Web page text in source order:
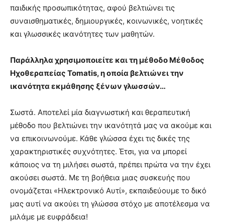
παιδικής προσωπικότητας, αφού βελτιώνει τις
συναισθηματικές, δημιουργικές, κοινωνικές, νοητικές
και γλωσσικές ικανότητες των μαθητών.
Παράλληλα χρησιμοποιείτε και τη μέθοδο Μέθοδος
Ηχοθεραπείας Tomatis, η οποία βελτιώνει την
ικανότητα εκμάθησης ξένων γλωσσών…
Σωστά. Αποτελεί μία διαγνωστική και θεραπευτική
μέθοδο που βελτιώνει την ικανότητά μας να ακούμε και
να επικοινωνούμε. Κάθε γλώσσα έχει τις δικές της
χαρακτηριστικές συχνότητες. Έτσι, για να μπορεί
κάποιος να τη μιλήσει σωστά, πρέπει πρώτα να την έχει
ακούσει σωστά. Με τη βοήθεια μιας συσκευής που
ονομάζεται «Ηλεκτρονικό Αυτί», εκπαιδεύουμε το δικό
μας αυτί να ακούει τη γλώσσα στόχο με αποτέλεσμα να
μιλάμε με ευφράδεια!